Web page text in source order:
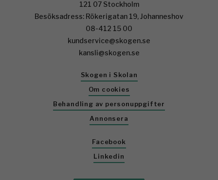
121 07 Stockholm
Besöksadress: Rökerigatan 19, Johanneshov
08-412 15 00
kundservice@skogen.se
kansli@skogen.se
Skogen i Skolan
Om cookies
Behandling av personuppgifter
Annonsera
Facebook
Linkedin